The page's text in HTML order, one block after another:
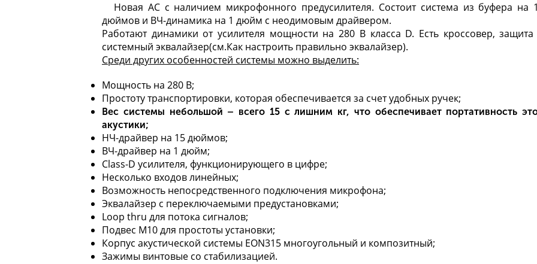
Новая АС с наличием микрофонного предусилителя. Состоит система из буфера на
дюймов и ВЧ-динамика на 1 дюйм с неодимовым драйвером.
Работают динамики от усилителя мощности на 280 В класса D. Есть кроссовер,
системный эквалайзер(см.Как настроить правильно эквалайзер).
Среди других особенностей системы можно выделить:
Мощность на 280 В;
Простоту транспортировки, которая обеспечивается за счет удобных ручек;
Вес системы небольшой – всего 15 с лишним кг, что обеспечивает портативность
акустики;
НЧ-драйвер на 15 дюймов;
ВЧ-драйвер на 1 дюйм;
Class-D усилителя, функционирующего в цифре;
Несколько входов линейных;
Возможность непосредственного подключения микрофона;
Эквалайзер с переключаемыми предустановками;
Loop thru для потока сигналов;
Подвес М10 для простоты установки;
Корпус акустической системы EON315 многоугольный и композитный;
Зажимы винтовые со стабилизацией.